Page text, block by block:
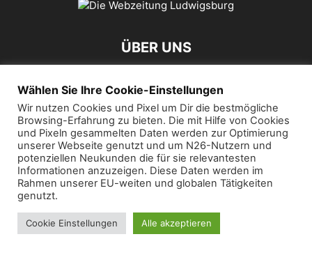
ÜBER UNS
Kontaktieren Sie uns:mail@die-webzeitung.de
FOLGEN SIE UNS
Wählen Sie Ihre Cookie-Einstellungen
Wir nutzen Cookies und Pixel um Dir die bestmögliche
Browsing-Erfahrung zu bieten. Die mit Hilfe von Cookies
und Pixeln gesammelten Daten werden zur Optimierung
unserer Webseite genutzt und um N26-Nutzern und
potenziellen Neukunden die für sie relevantesten
Informationen anzuzeigen. Diese Daten werden im
Rahmen unserer EU-weiten und globalen Tätigkeiten
genutzt.
Cookie Einstellungen Alle akzeptieren